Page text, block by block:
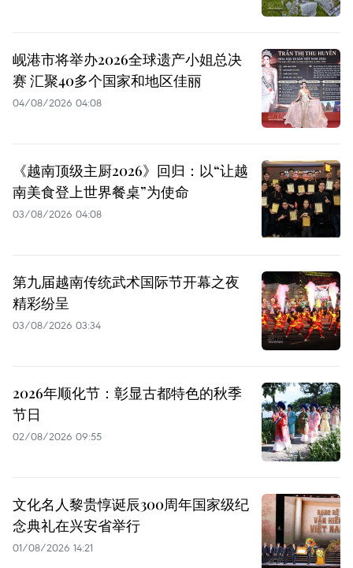
岘港市将举办2026全球遗产小姐总决
赛 汇聚40多个国家和地区佳丽
04/08/2026 04:08
《越南顶级主厨2026》回归：以“让越
南美食登上世界餐桌”为使命
03/08/2026 04:08
第九届越南传统武术国际节开幕之夜
精彩纷呈
03/08/2026 03:34
2026年顺化节：彰显古都特色的秋季
节日
02/08/2026 09:55
文化名人黎贵惇诞辰300周年国家级纪
念典礼在兴安省举行
01/08/2026 14:21